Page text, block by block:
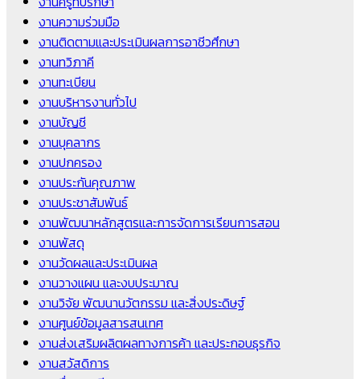
งานความร่วมมือ
งานติดตามและประเมินผลการอาชีวศึกษา
งานทวิภาคี
งานทะเบียน
งานบริหารงานทั่วไป
งานบัญชี
งานบุคลากร
งานปกครอง
งานประกันคุณภาพ
งานประชาสัมพันธ์
งานพัฒนาหลักสูตรและการจัดการเรียนการสอน
งานพัสดุ
งานวัดผลและประเมินผล
งานวางแผน และงบประมาณ
งานวิจัย พัฒนานวัตกรรม และสิ่งประดิษฐ์
งานศูนย์ข้อมูลสารสนเทศ
งานส่งเสริมผลิตผลทางการค้า และประกอบธุรกิจ
งานสวัสดิการ